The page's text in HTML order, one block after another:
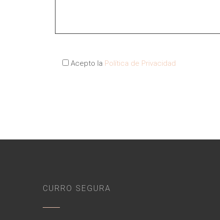
Acepto la Política de Privacidad
CURRO SEGURA